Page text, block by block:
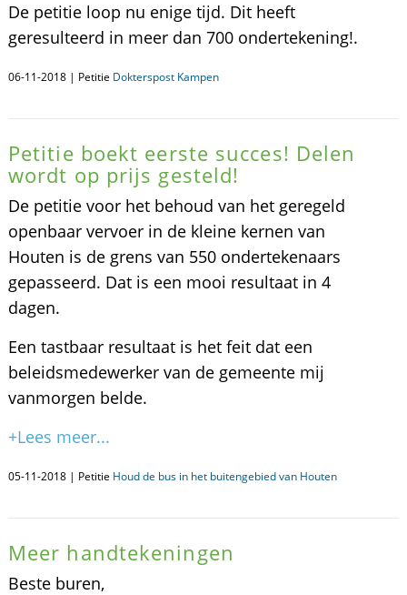
De petitie loop nu enige tijd. Dit heeft
geresulteerd in meer dan 700 ondertekening!.
06-11-2018 | Petitie Dokterspost Kampen
Petitie boekt eerste succes! Delen
wordt op prijs gesteld!
De petitie voor het behoud van het geregeld
openbaar vervoer in de kleine kernen van
Houten is de grens van 550 ondertekenaars
gepasseerd. Dat is een mooi resultaat in 4
dagen.
Een tastbaar resultaat is het feit dat een
beleidsmedewerker van de gemeente mij
vanmorgen belde.
+Lees meer...
05-11-2018 | Petitie Houd de bus in het buitengebied van Houten
Meer handtekeningen
Beste buren,